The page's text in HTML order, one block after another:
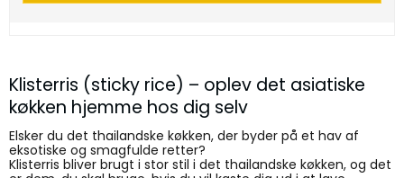
Klisterris (sticky rice) – oplev det asiatiske
køkken hjemme hos dig selv
Elsker du det thailandske køkken, der byder på et hav af
eksotiske og smagfulde retter?
Klisterris bliver brugt i stor stil i det thailandske køkken, og det